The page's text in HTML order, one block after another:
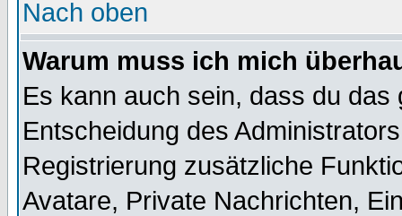
Nach oben
Warum muss ich mich
Es kann auch sein, dass du
Entscheidung des
Registrierung zusätzliche
Avatare, Private Nachrichten,